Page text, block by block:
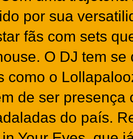
por sua
fãs com sets
O DJ tem
como o
de ser presença
do país.